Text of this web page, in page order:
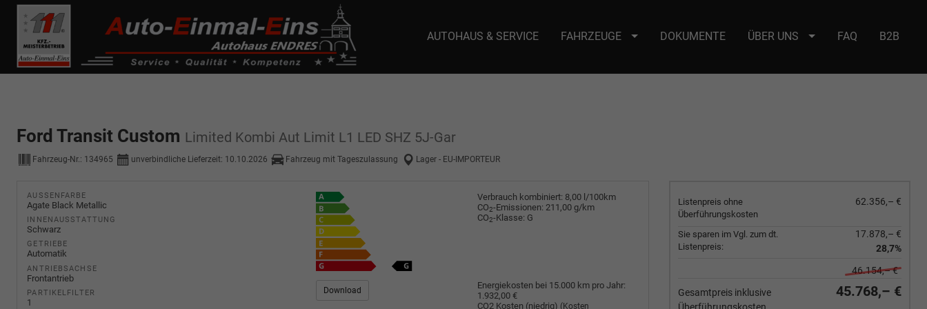
------------ Host Name : selector1._domainkey Points to address or value: selector1-aee-de0k._domainkey.autoeinmaleins.onmicrosoft.com Host Name : selector2._domainkey Points to address or value: selector2-aee-
de0k._domainkey.autoeinmaleins.onmicrosoft.com
AUTOHAUS & SERVICE FAHRZEUGE DOKUMENTE ÜBER UNS FAQ B2B
Ford Transit Custom Limited Kombi Aut Limit L1 LED SHZ 5J-Gar
Fahrzeug-Nr.: 134965 unverbindliche Lieferzeit: 10.10.2026 Fahrzeug mit Tageszulassung Lager - EU-IMPORTEUR
Listenpreis ohne
Überführungskosten
62.356,– €
Sie sparen im Vgl. zum dt.
Listenpreis:
17.878,– €
28,7%
46.154,– €
Gesamtpreis inklusive
45.768,– €
AUSSENFARBE
Agate Black Metallic
INNENAUSSTATTUNG
Schwarz
GETRIEBE
Automatik
ANTRIEBSACHSE
Frontantrieb
PARTIKELFILTER
1
Verbrauch kombiniert: 8,00 l/100km
CO2-Emissionen: 211,00 g/km
CO2-Klasse: G
Download
Energiekosten bei 15.000 km pro Jahr:
1.932,00 €
CO2 Kosten (niedrig) (Kosten